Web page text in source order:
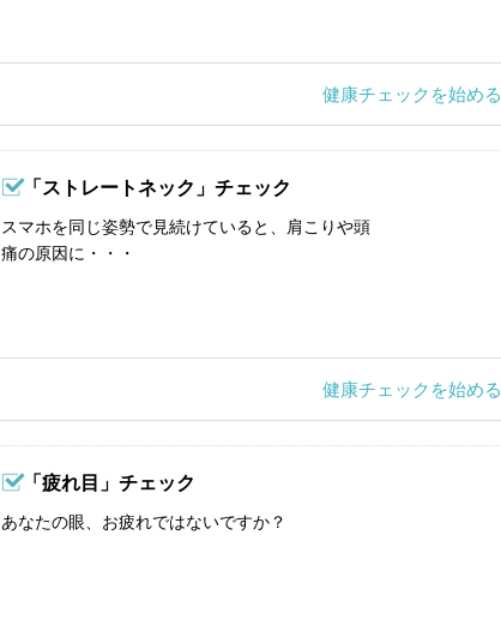
健康チェックを始める
「ストレートネック」チェック
スマホを同じ姿勢で見続けていると、肩こりや頭
痛の原因に・・・
健康チェックを始める
「疲れ目」チェック
あなたの眼、お疲れではないですか？